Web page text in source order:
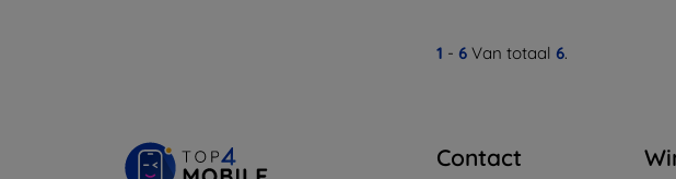
1 - 6 Van totaal 6.
Contact